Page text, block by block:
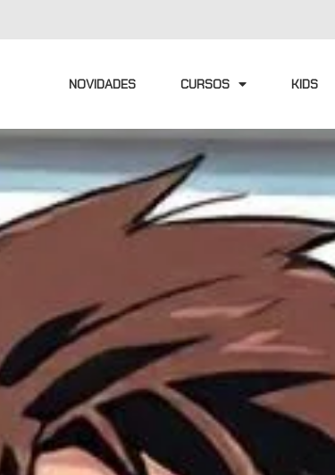
NOVIDADES CURSOS KIDS